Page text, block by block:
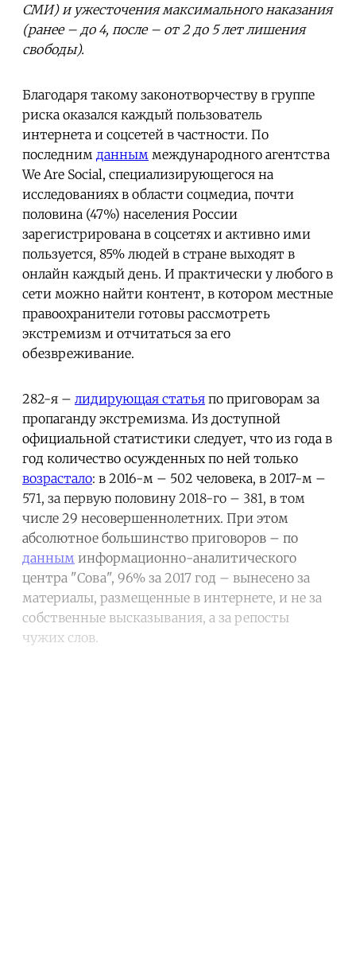
СМИ) и ужесточения максимального наказания
(ранее – до 4, после – от 2 до 5 лет лишения
свободы).
Благодаря такому законотворчеству в группе
риска оказался каждый пользователь
интернета и соцсетей в частности. По
последним данным международного агентства
We Are Social, специализирующегося на
исследованиях в области соцмедиа, почти
половина (47%) населения России
зарегистрирована в соцсетях и активно ими
пользуется, 85% людей в стране выходят в
онлайн каждый день. И практически у любого в
сети можно найти контент, в котором местные
правоохранители готовы рассмотреть
экстремизм и отчитаться за его
обезвреживание.
282-я – лидирующая статья по приговорам за
пропаганду экстремизма. Из доступной
официальной статистики следует, что из года в
год количество осужденных по ней только
возрастало: в 2016-м – 502 человека, в 2017-м –
571, за первую половину 2018-го – 381, в том
числе 29 несовершеннолетних. При этом
абсолютное большинство приговоров – по
данным информационно-аналитического
центра "Сова", 96% за 2017 год – вынесено за
материалы, размещенные в интернете, и не за
собственные высказывания, а за репосты
чужих слов.